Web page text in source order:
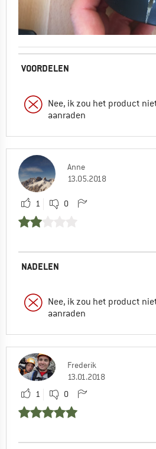
VOORDELEN
Nee, ik zou het product
aanraden
Anne
13.05.2018
1 0
NADELEN
Nee, ik zou het product
aanraden
Frederik
13.01.2018
1
0